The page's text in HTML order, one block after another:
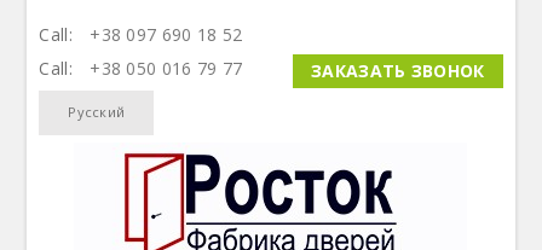
Русский
Call: +38 050 016 79 77
Call:
+38 097 690 18 52
ЗАКАЗАТЬ ЗВОНОК